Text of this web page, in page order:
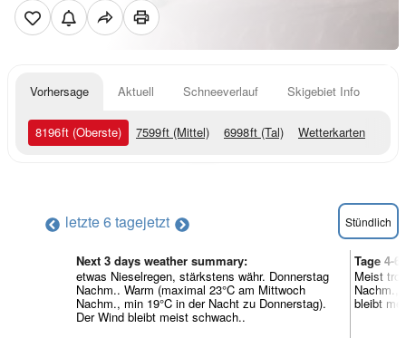
Vorhersage Aktuell Schneeverlauf Skigebiet Info
8196ft (Oberste) 7599ft (Mittel) 6998ft (Tal) Wetterkarten
letzte 6 tagejetzt Stündlich
Next 3 days weather summary:
etwas Nieselregen, stärkstens währ. Donnerstag
Nachm.. Warm (maximal 23°C am Mittwoch
Nachm., min 19°C in der Nacht zu Donnerstag).
Der Wind bleibt meist schwach..
Tage 4-
Meist
Nachm.,
bleibt